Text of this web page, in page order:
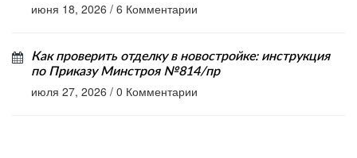
июня 18, 2026 / 6 Комментарии
Как проверить отделку в новостройке: инструкция
по Приказу Минстроя №814/пр
июля 27, 2026 / 0 Комментарии